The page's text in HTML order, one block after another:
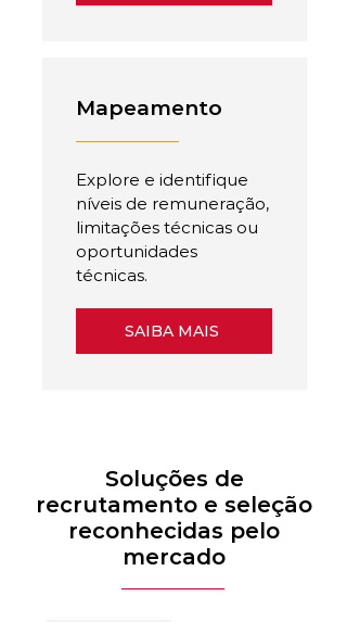
Mapeamento
Explore e identifique
níveis de remuneração,
limitações técnicas ou
oportunidades
técnicas.
SAIBA MAIS
Soluções de
recrutamento e seleção
reconhecidas pelo
mercado